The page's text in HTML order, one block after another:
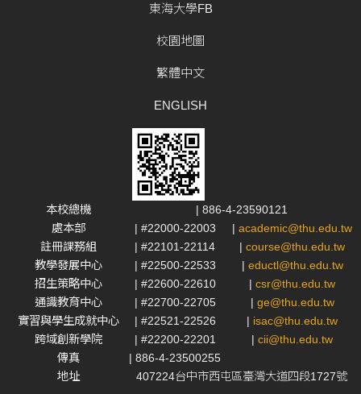
東海大學FB
校園地圖
繁體中文
ENGLISH
本校總機
| 886-4-23590121
處本部
| #22000-22003 | academic@thu.edu.tw
註冊課務組
| #22101-22114 | course@thu.edu.tw
教學發展中心
| #22500-22533 | eductl@thu.edu.tw
招生策略中心
| #22600-22610 | csr@thu.edu.tw
通識教育中心
| #22700-22705 | ge@thu.edu.tw
實習與學生成就中心
| #22521-22526 | isac@thu.edu.tw
跨域創新學院
| #22200-22201 | cii@thu.edu.tw
傳真
| 886-4-23500255
地址
407224台中市西屯區臺灣大道四段1727號